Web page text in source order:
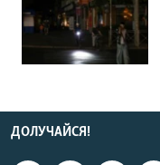
ДОЛУЧАЙСЯ!